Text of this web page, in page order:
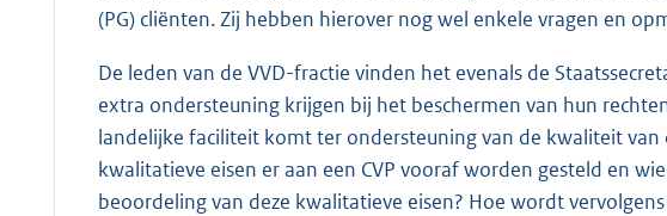
(PG) cliënten. Zij hebben hierover nog wel enkele vragen en
De leden van de VVD-fractie vinden het evenals de
extra ondersteuning krijgen bij het beschermen van hun
landelijke faciliteit komt ter ondersteuning van de kwaliteit van
kwalitatieve eisen er aan een CVP vooraf worden gesteld en
beoordeling van deze kwalitatieve eisen? Hoe wordt